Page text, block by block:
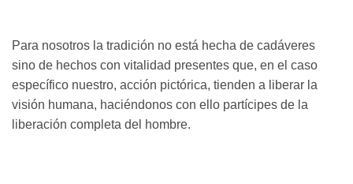
Para nosotros la tradición no está hecha de cadáveres
sino de hechos con vitalidad presentes que, en el caso
específico nuestro, acción pictórica, tienden a liberar la
visión humana, haciéndonos con ello partícipes de la
liberación completa del hombre.